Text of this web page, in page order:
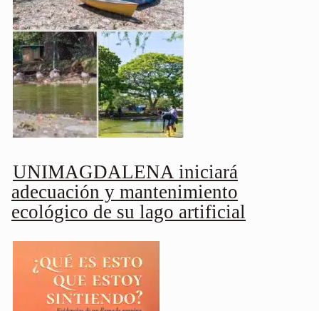
UNIMAGDALENA iniciará
adecuación y mantenimiento
ecológico de su lago artificial